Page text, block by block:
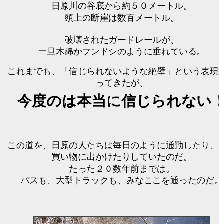
日原川の谷底から約５０メートル。
頭上の断崖は数百メートル。
破壊されたガードレールが、
一旦木綿かフンドシのように垂れている。
これまでも、「信じられないような絶壁」という表
ってきたが、
今度のは本当に信じられない
この道を、日原の人たちは毎日のように通勤したり
買い物に出かけたりしていたのだ。
たった２０数年前までは。
バスも、大型トラックも、みなここを通ったのだ